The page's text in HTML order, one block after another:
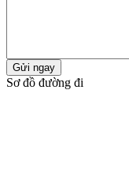
Gửi ngay
Sơ đồ đường đi